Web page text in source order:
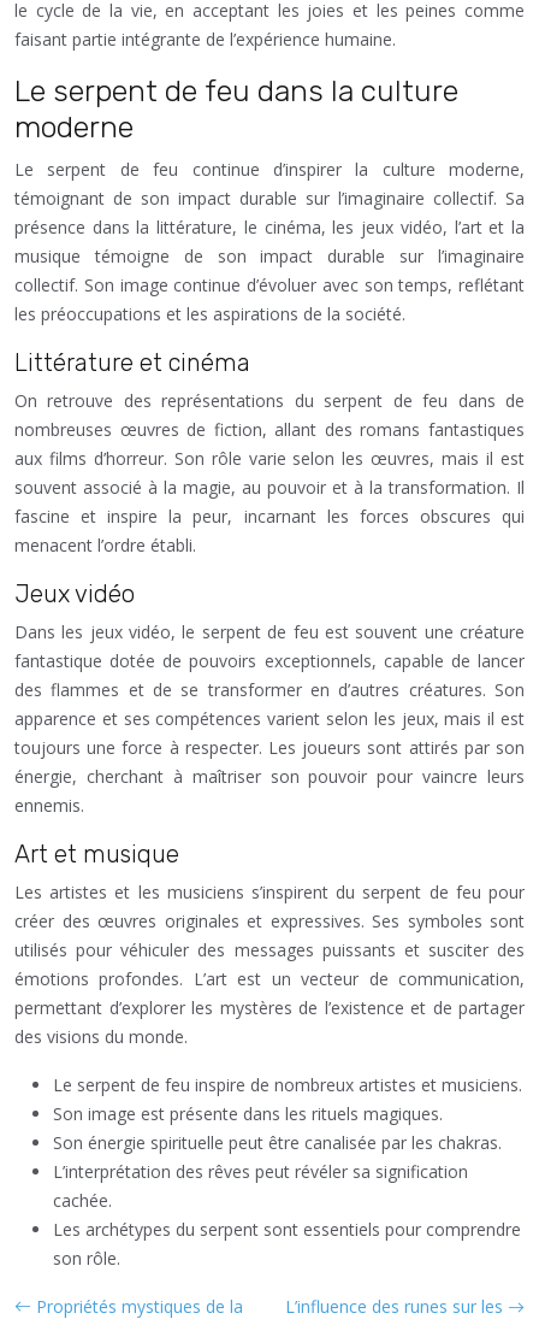
le cycle de la vie, en acceptant les joies et les peines comme
faisant partie intégrante de l’expérience humaine.
Le serpent de feu dans la culture
moderne
Le serpent de feu continue d’inspirer la culture moderne,
témoignant de son impact durable sur l’imaginaire collectif. Sa
présence dans la littérature, le cinéma, les jeux vidéo, l’art et la
musique témoigne de son impact durable sur l’imaginaire
collectif. Son image continue d’évoluer avec son temps, reflétant
les préoccupations et les aspirations de la société.
Littérature et cinéma
On retrouve des représentations du serpent de feu dans de
nombreuses œuvres de fiction, allant des romans fantastiques
aux films d’horreur. Son rôle varie selon les œuvres, mais il est
souvent associé à la magie, au pouvoir et à la transformation. Il
fascine et inspire la peur, incarnant les forces obscures qui
menacent l’ordre établi.
Jeux vidéo
Dans les jeux vidéo, le serpent de feu est souvent une créature
fantastique dotée de pouvoirs exceptionnels, capable de lancer
des flammes et de se transformer en d’autres créatures. Son
apparence et ses compétences varient selon les jeux, mais il est
toujours une force à respecter. Les joueurs sont attirés par son
énergie, cherchant à maîtriser son pouvoir pour vaincre leurs
ennemis.
Art et musique
Les artistes et les musiciens s’inspirent du serpent de feu pour
créer des œuvres originales et expressives. Ses symboles sont
utilisés pour véhiculer des messages puissants et susciter des
émotions profondes. L’art est un vecteur de communication,
permettant d’explorer les mystères de l’existence et de partager
des visions du monde.
Le serpent de feu inspire de nombreux artistes et musiciens.
Son image est présente dans les rituels magiques.
Son énergie spirituelle peut être canalisée par les chakras.
L’interprétation des rêves peut révéler sa signification
cachée.
Les archétypes du serpent sont essentiels pour comprendre
son rôle.
Propriétés mystiques de la
L’influence des runes sur les